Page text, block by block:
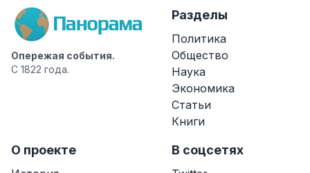
Опережая события.
С 1822 года.
Разделы
Политика
Общество
Наука
Экономика
Статьи
Книги
О проекте В соцсетях